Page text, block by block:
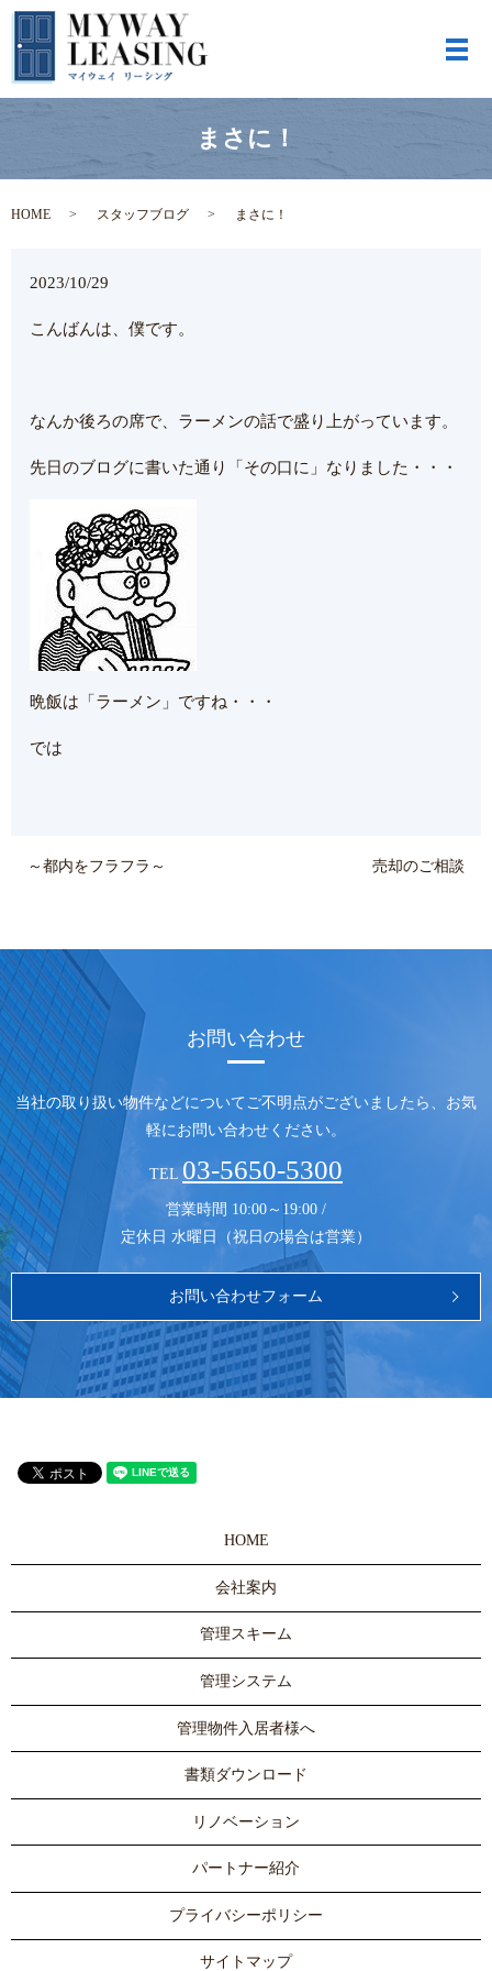
メ
まさに！
HOME スタッフブログ まさに！
2023/10/29
こんばんは、僕です。
なんか後ろの席で、ラーメンの話で盛り上がっています。
先日のブログに書いた通り「その口に」なりました・・・
晩飯は「ラーメン」ですね・・・
では
～都内をフラフラ～ 売却のご相談
お問い合わせ
当社の取り扱い物件などについてご不明点がございましたら、 お気
軽にお問い合わせください。
TEL 03-5650-5300
営業時間 10:00～19:00 /
定休日 水曜日（祝日の場合は営業）
お問い合わせフォーム
HOME
会社案内
管理スキーム
管理システム
管理物件入居者様へ
書類ダウンロード
リノベーション
パートナー紹介
プライバシーポリシー
サイトマップ